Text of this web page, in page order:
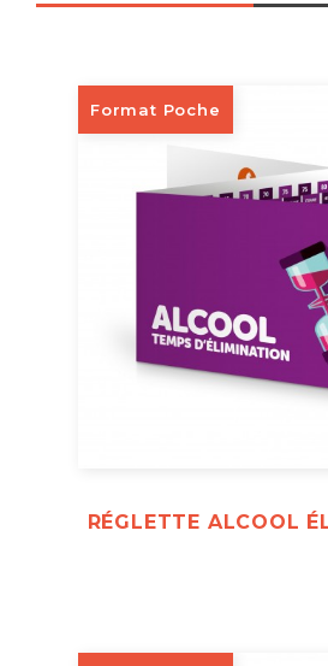
Format Poche
RÉGLETTE ALCOOL